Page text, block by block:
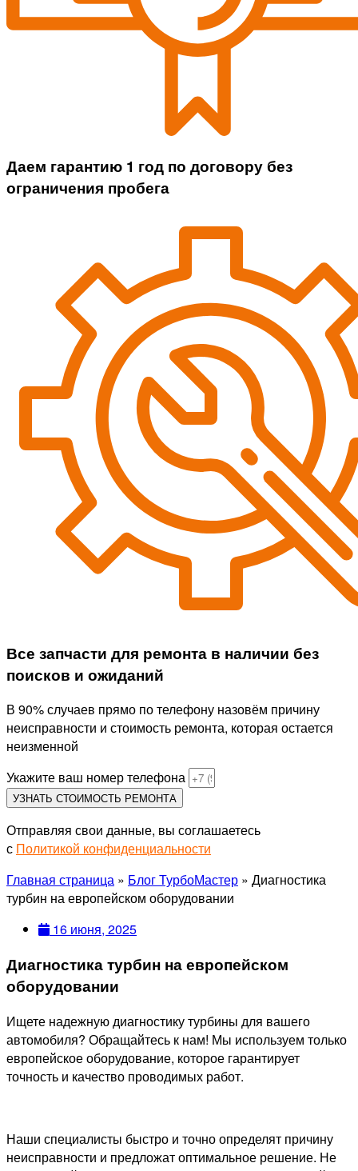
Даем гарантию 1 год по договору без
ограничения пробега
Все запчасти для ремонта в наличии без
поисков и ожиданий
В 90% случаев прямо по телефону назовём причину
неисправности и стоимость ремонта, которая остается
неизменной
Укажите ваш номер телефона
УЗНАТЬ СТОИМОСТЬ РЕМОНТА
Отправляя свои данные, вы соглашаетесь
с Политикой конфиденциальности
Главная страница » Блог ТурбоМастер » Диагностика
турбин на европейском оборудовании
16 июня, 2025
Диагностика турбин на европейском
оборудовании
Ищете надежную диагностику турбины для вашего
автомобиля? Обращайтесь к нам! Мы используем только
европейское оборудование, которое гарантирует
точность и качество проводимых работ.
Наши специалисты быстро и точно определят причину
неисправности и предложат оптимальное решение. Не